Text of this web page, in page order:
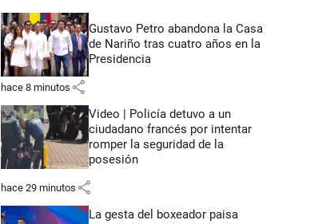
Gustavo Petro abandona la Casa
de Nariño tras cuatro años en la
Presidencia
hace 8 minutos share
Video | Policía detuvo a un
ciudadano francés por intentar
romper la seguridad de la
posesión
hace 29 minutos share
La gesta del boxeador paisa